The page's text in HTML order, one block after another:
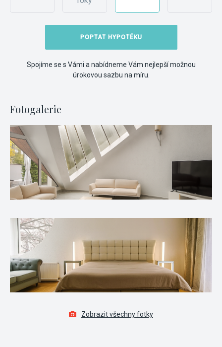
POPTAT HYPOTÉKU
Spojíme se s Vámi a nabídneme Vám nejlepší možnou
úrokovou sazbu na míru.
Fotogalerie
Zobrazit všechny fotky